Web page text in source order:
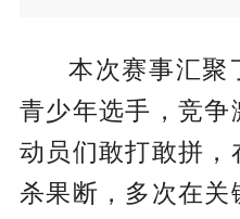
本次赛事汇聚
青少年选手，竞争
动员们敢打敢拼，
杀果断，多次在关